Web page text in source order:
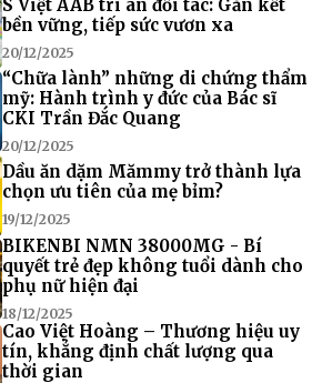
S Việt AAB tri ân đối tác: Gắn kết
bền vững, tiếp sức vươn xa
20/12/2025
“Chữa lành” những di chứng thẩm
mỹ: Hành trình y đức của Bác sĩ
CKI Trần Đắc Quang
20/12/2025
Dầu ăn dặm Mămmy trở thành lựa
chọn ưu tiên của mẹ bỉm?
19/12/2025
BIKENBI NMN 38000MG - Bí
quyết trẻ đẹp không tuổi dành cho
phụ nữ hiện đại
18/12/2025
Cao Việt Hoàng – Thương hiệu uy
tín, khẳng định chất lượng qua
thời gian